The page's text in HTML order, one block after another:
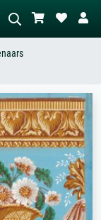
scène – bijv. groene
met veel rood, donker
staand naakt naast
een boom.